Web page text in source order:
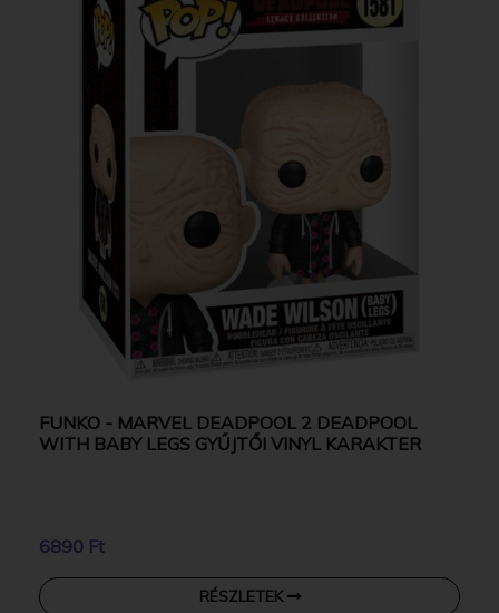
FUNKO - MARVEL DEADPOOL 2 DEADPOOL
WITH BABY LEGS GYŰJTŐI VINYL KARAKTER
6890 Ft
RÉSZLETEK